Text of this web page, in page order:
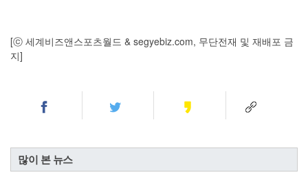
[ⓒ 세계비즈앤스포츠월드 & segyebiz.com, 무단전재 및 재배포 금
지]
많이 본 뉴스